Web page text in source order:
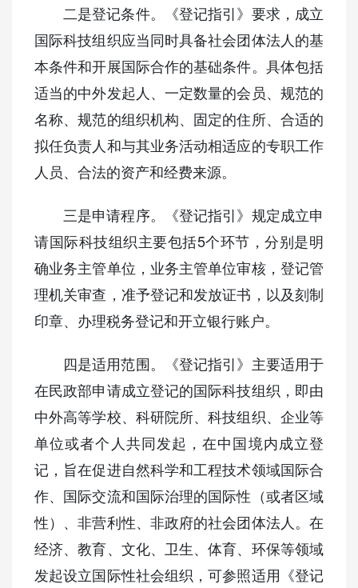
二是登记条件。《登记指引》要求，成立
国际科技组织应当同时具备社会团体法人的基
本条件和开展国际合作的基础条件。具体包括
适当的中外发起人、一定数量的会员、规范的
名称、规范的组织机构、固定的住所、合适的
拟任负责人和与其业务活动相适应的专职工作
人员、合法的资产和经费来源。
三是申请程序。《登记指引》规定成立申
请国际科技组织主要包括5个环节，分别是明
确业务主管单位，业务主管单位审核，登记管
理机关审查，准予登记和发放证书，以及刻制
印章、办理税务登记和开立银行账户。
四是适用范围。《登记指引》主要适用于
在民政部申请成立登记的国际科技组织，即由
中外高等学校、科研院所、科技组织、企业等
单位或者个人共同发起，在中国境内成立登
记，旨在促进自然科学和工程技术领域国际合
作、国际交流和国际治理的国际性（或者区域
性）、非营利性、非政府的社会团体法人。在
经济、教育、文化、卫生、体育、环保等领域
发起设立国际性社会组织，可参照适用《登记